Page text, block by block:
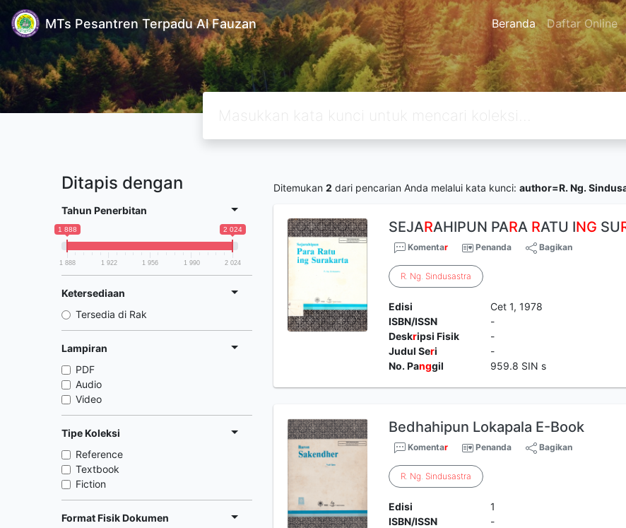
MTs Pesantren Terpadu Al Fauzan Beranda Daftar Online
Ditapis dengan
Tahun Penerbitan
1 888 2 024
1 888 1 922 1 956 1 990 2 024
Ketersediaan
Tersedia di Rak
Lampiran
PDF
Audio
Video
Tipe Koleksi
Reference
Textbook
Fiction
Format Fisik Dokumen
Ditemukan 2 dari pencarian Anda melalui kata kunci: author=R. Ng.
SEJARAHIPUN PARA RATU ING SU
Komentar Penanda Bagikan
R. Ng. Sindusastra
Edisi
Cet 1, 1978
ISBN/ISSN
-
Deskripsi Fisik
-
Judul Seri
-
No. Panggil 959.8 SIN s
Bedhahipun Lokapala E-Book
Komentar Penanda Bagikan
R. Ng. Sindusastra
Edisi
1
ISBN/ISSN
-